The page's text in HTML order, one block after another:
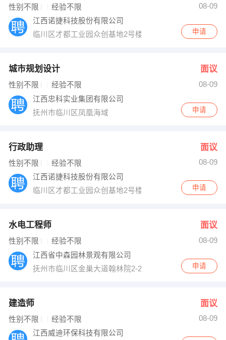
性别不限 经验不限
08-09
江西诺捷科技股份有限公司
临川区才都工业园众创基地2号楼B座一、二层楼申请
城市规划设计 面议
性别不限 经验不限
08-09
江西忠科实业集团有限公司
抚州市临川区凤凰海域
申请
行政助理 面议
性别不限 经验不限
08-09
江西诺捷科技股份有限公司
临川区才都工业园众创基地2号楼B座一、二层楼申请
水电工程师 面议
性别不限 经验不限
08-09
江西省中森园林景观有限公司
抚州市临川区金巢大道翰林院2-2-4中森园林
申请
建造师 面议
性别不限 经验不限
08-09
江西威迪环保科技有限公司